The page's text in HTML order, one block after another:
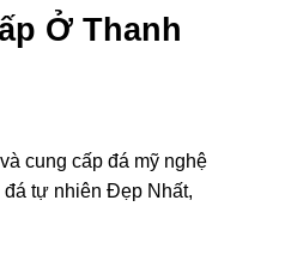
Ở Thanh
cung cấp đá mỹ nghệ
tự nhiên Đẹp Nhất,